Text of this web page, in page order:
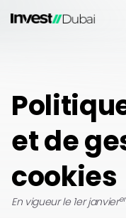
et de
cookies
En vigueur le 1er janvierer